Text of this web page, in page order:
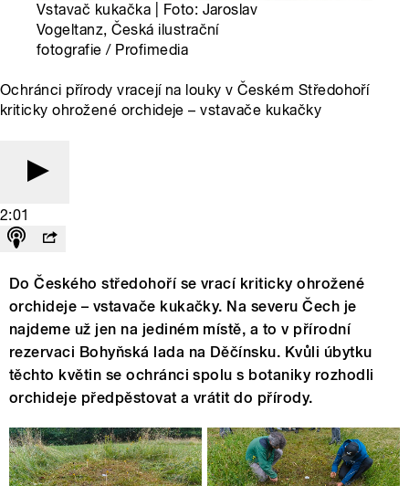
Vstavač kukačka | Foto: Jaroslav
Vogeltanz, Česká ilustrační
fotografie / Profimedia
Ochránci přírody vracejí na louky v Českém Středohoří
kriticky ohrožené orchideje – vstavače kukačky
2:01
Do Českého středohoří se vrací kriticky ohrožené
orchideje – vstavače kukačky. Na severu Čech je
najdeme už jen na jediném místě, a to v přírodní
rezervaci Bohyňská lada na Děčínsku. Kvůli úbytku
těchto květin se ochránci spolu s botaniky rozhodli
orchideje předpěstovat a vrátit do přírody.